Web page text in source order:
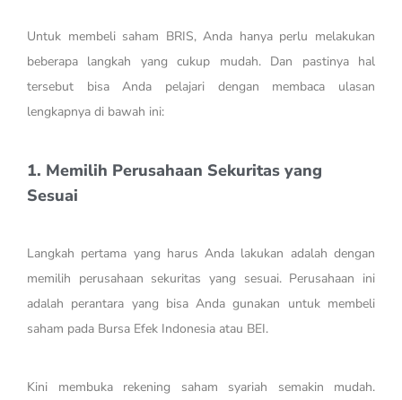
Untuk membeli saham BRIS, Anda hanya perlu melakukan
beberapa langkah yang cukup mudah. Dan pastinya hal
tersebut bisa Anda pelajari dengan membaca ulasan
lengkapnya di bawah ini:
1. Memilih Perusahaan Sekuritas yang
Sesuai
Langkah pertama yang harus Anda lakukan adalah dengan
memilih perusahaan sekuritas yang sesuai. Perusahaan ini
adalah perantara yang bisa Anda gunakan untuk membeli
saham pada Bursa Efek Indonesia atau BEI.
Kini membuka rekening saham syariah semakin mudah.